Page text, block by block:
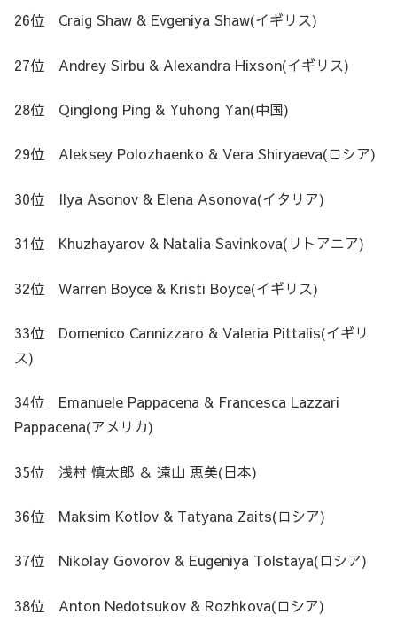
26位 Craig Shaw & Evgeniya Shaw(イギリス)
27位 Andrey Sirbu & Alexandra Hixson(イギリス)
28位 Qinglong Ping & Yuhong Yan(中国)
29位 Aleksey Polozhaenko & Vera Shiryaeva(ロシア)
30位 Ilya Asonov & Elena Asonova(イタリア)
31位 Khuzhayarov & Natalia Savinkova(リトアニア)
32位 Warren Boyce & Kristi Boyce(イギリス)
33位 Domenico Cannizzaro & Valeria Pittalis(イギリ
ス)
34位 Emanuele Pappacena & Francesca Lazzari
Pappacena(アメリカ)
35位 浅村 慎太郎 ＆ 遠山 恵美(日本)
36位 Maksim Kotlov & Tatyana Zaits(ロシア)
37位 Nikolay Govorov & Eugeniya Tolstaya(ロシア)
38位 Anton Nedotsukov & Rozhkova(ロシア)